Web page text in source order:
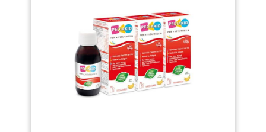
comprimés - Formule
aromatique riche en ingrédients
naturels pour votre bien-être
Tous les fruits, herbes et épices
qui entrent dans la formule des
produits Salus sont sélectionnés
avec le plus grand soin et traités
avec la meilleure attention
d'agave et fibres d'acacia, il
soutient le transport de
l'oxygène, réduit la fatigue et
respecte le système digestif.
COMPOSITION : Sirop d'agave
40%, eau purifiée, fibres
prébiotiques d'acacia Fibregum
15%, extrait aqueux de plantes
(carotte, épinard, topinambour,